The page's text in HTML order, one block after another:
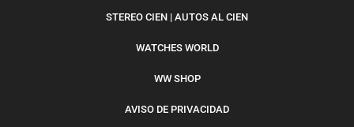
STEREO CIEN | AUTOS AL CIEN
WATCHES WORLD
WW SHOP
AVISO DE PRIVACIDAD